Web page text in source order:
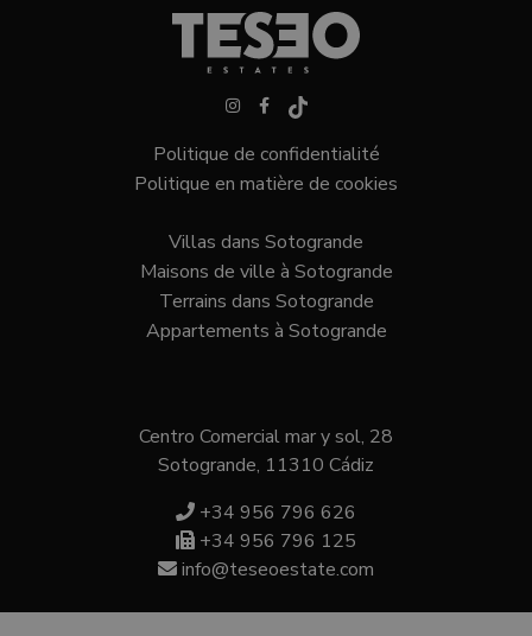
Politique de confidentialité
Politique en matière de cookies
Villas dans Sotogrande
Maisons de ville à Sotogrande
Terrains dans Sotogrande
Appartements à Sotogrande
Centro Comercial mar y sol, 28
Sotogrande, 11310 Cádiz
+34 956 796 626
+34 956 796 125
info@teseoestate.com
Fournisseur /
Domaine
VISITOR_PRIVACY_METADATA
YouTube
.youtube.com